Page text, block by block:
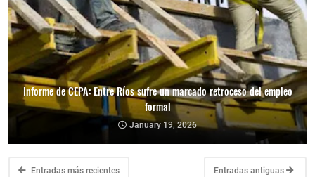
Informe de CEPA: Entre Ríos sufre un marcado retroceso del empleo
formal
January 19, 2026
Entradas más recientes Entradas antiguas